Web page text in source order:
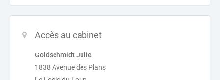
Accès au cabinet
Goldschmidt Julie
1838 Avenue des Plans